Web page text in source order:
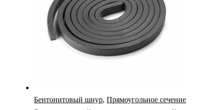
Бентонитовый шнур,Прямоугольное сечение